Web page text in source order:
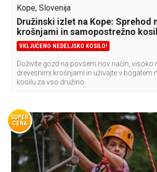
Kope, Slovenija
Družinski izlet na Kope: Sprehod
krošnjami in samopostrežno
VKLJUČENO NEDELJSKO KOSILO!
Doživite gozd na povsem nov način, visoko
drevesnimi krošnjami in uživajte v bogatem
kosilu za vso družino.
SUPER
CENA